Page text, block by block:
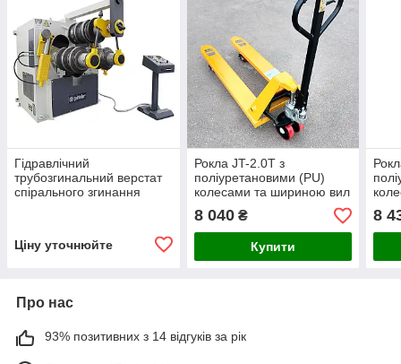
Гідравлічний
трубозгинальний верстат
спірального згинання
Ціну уточнюйте
Рокла JT-2.0T з
поліуретановими (PU)
колесами та шириною вил
8 040₴
Купити
8
Про нас
93% позитивних з 14 відгуків за рік